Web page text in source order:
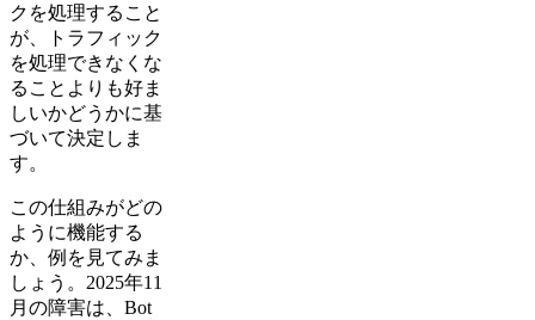
クを処理すること
が、トラフィック
を処理できなくな
ることよりも好ま
しいかどうかに基
づいて決定しま
す。
この仕組みがどの
ように機能する
か、例を見てみま
しょう。2025年11
月の障害は、Bot